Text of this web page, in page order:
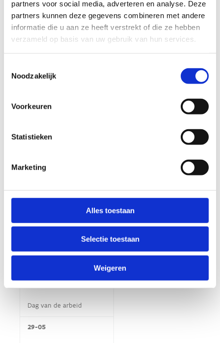
partners voor social media, adverteren en analyse. Deze
partners kunnen deze gegevens combineren met andere
informatie die u aan ze heeft verstrekt of die ze hebben
verzameld op basis van uw gebruik van hun services.
Noodzakelijk
Voorkeuren
Statistieken
Marketing
Alles toestaan
Selectie toestaan
Weigeren
De openingsuren kunnen aangepast worden
SLUITINGSDAGEN
20-04
Dag van de arbeid
29-05